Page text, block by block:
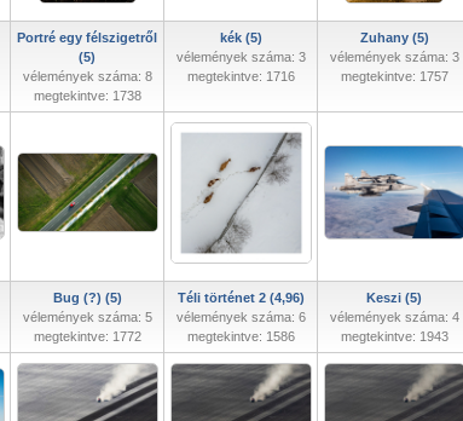
Portré egy félszigetről
(5)
vélemények száma: 8
megtekintve: 1738
kék (5)
vélemények száma: 3
megtekintve: 1716
Zuhany (5)
vélemények száma: 3
megtekintve: 1757
Bug (?) (5)
vélemények száma: 5
megtekintve: 1772
Téli történet 2 (4,96)
vélemények száma: 6
megtekintve: 1586
Keszi (5)
vélemények száma: 4
megtekintve: 1943